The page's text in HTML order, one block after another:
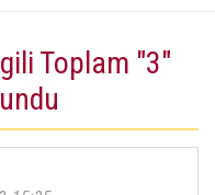
Toplam "3"